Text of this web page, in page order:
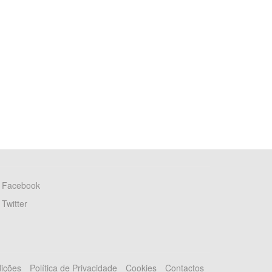
Facebook
Twitter
Política de Privacidade Cookies Contactos